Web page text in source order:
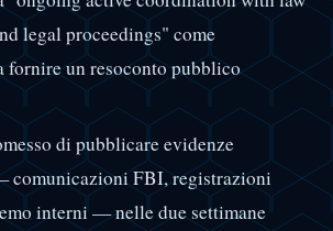
legal proceedings" come
fornire un resoconto pubblico
di pubblicare evidenze
comunicazioni FBI, registrazioni
interni — nelle due settimane